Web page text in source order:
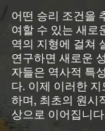
어떤 승리 조건을
여할 수 있는 새로
역의 지형에 걸쳐
연구하면 새로운
자들은 역사적 특
다. 이제 이러한
하며, 최초의 원시
상으로 이어집니